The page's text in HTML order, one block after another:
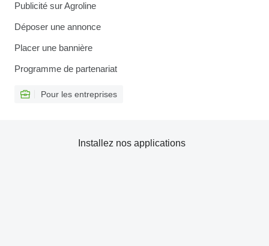
Publicité sur Agroline
Déposer une annonce
Placer une bannière
Programme de partenariat
Pour les entreprises
Installez nos applications